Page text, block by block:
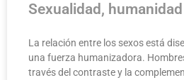
Sexualidad,
La relación entre los sexos está
una fuerza humanizadora.
través del contraste y la